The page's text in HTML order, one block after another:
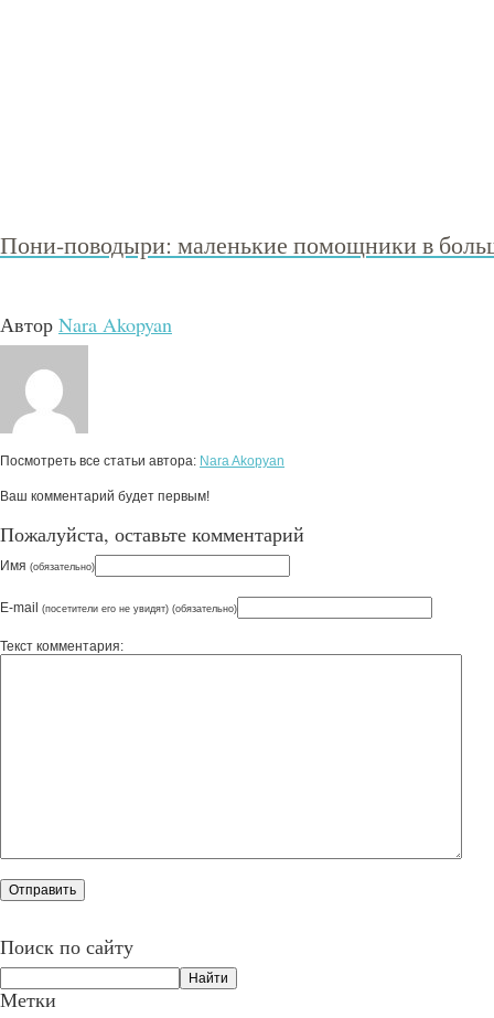
Пони-поводыри: маленькие помощники в
Автор Nara Akopyan
Посмотреть все статьи автора: Nara Akopyan
Ваш комментарий будет первым!
Пожалуйста, оставьте комментарий
Имя (обязательно)
E-mail (посетители его не увидят) (обязательно)
Текст комментария:
Поиск по сайту
Метки